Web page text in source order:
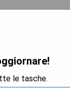
le tasche.